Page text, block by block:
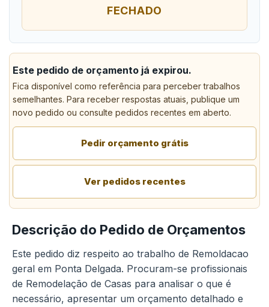
FECHADO
Este pedido de orçamento já expirou.
Fica disponível como referência para perceber trabalhos
semelhantes. Para receber respostas atuais, publique um
novo pedido ou consulte pedidos recentes em aberto.
Pedir orçamento grátis
Ver pedidos recentes
Descrição do Pedido de Orçamentos
Este pedido diz respeito ao trabalho de Remoldacao
geral em Ponta Delgada. Procuram-se profissionais
de Remodelação de Casas para analisar o que é
necessário, apresentar um orçamento detalhado e